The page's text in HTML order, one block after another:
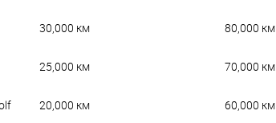
30,000 км 80,000 км
25,000 км 70,000 км
20,000 км 60,000 км